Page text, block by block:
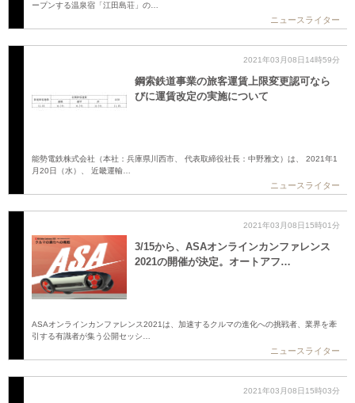
ープンする温泉宿「江田島荘」の…
ニュースライター
2021年03月08日14時59分
鋼索鉄道事業の旅客運賃上限変更認可なら
びに運賃改定の実施について
能勢電鉄株式会社（本社：兵庫県川西市、 代表取締役社長：中野雅文）は、 2021年1
月20日（水）、 近畿運輸…
ニュースライター
2021年03月08日15時01分
3/15から、ASAオンラインカンファレンス
2021の開催が決定。オートアフ…
ASAオンラインカンファレンス2021は、加速するクルマの進化への挑戦者、業界を牽
引する有識者が集う公開セッシ…
ニュースライター
2021年03月08日15時03分